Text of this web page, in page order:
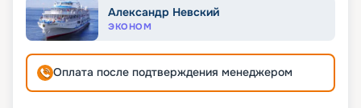
Александр Невский
ЭКОНОМ
Оплата после подтверждения менеджером